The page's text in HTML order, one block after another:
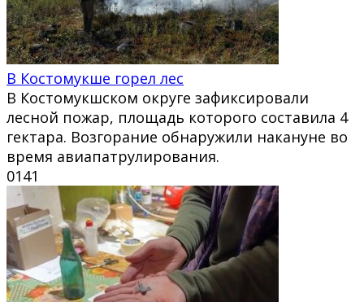
В Костомукше горел лес
В Костомукшском округе зафиксировали
лесной пожар, площадь которого составила 4
гектара. Возгорание обнаружили накануне во
время авиапатрулирования.
0141